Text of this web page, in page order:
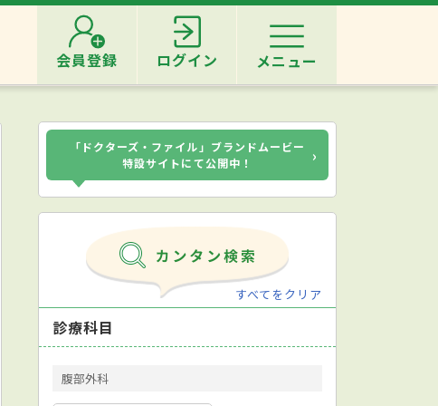
会員登録 ログイン メニュー
「ドクターズ・ファイル」ブランドムービー
特設サイトにて公開中！
›
すべてをクリア
診療科目
腹部外科